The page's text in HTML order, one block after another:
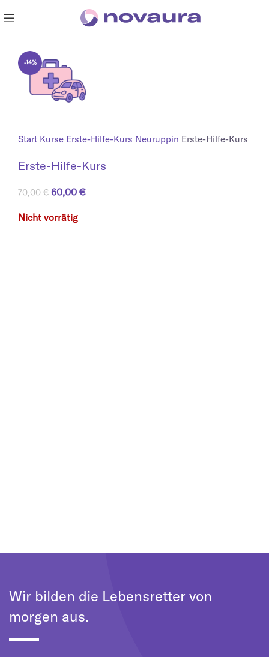
-14%
Start Kurse Erste-Hilfe-Kurs Neuruppin Erste-Hilfe-Kurs
Erste-Hilfe-Kurs
70,00€ Ursprünglicher Preis war: 70,00 €
60,00 €Aktueller Preis ist: 60,00 €.
Nicht vorrätig
Wir bilden die Lebensretter von
morgen aus.